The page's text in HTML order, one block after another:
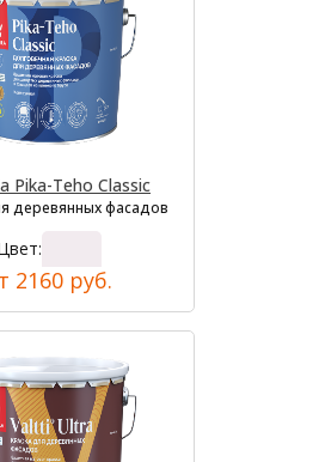
Pika-Teho Classic
деревянных фасадов
2160 руб.